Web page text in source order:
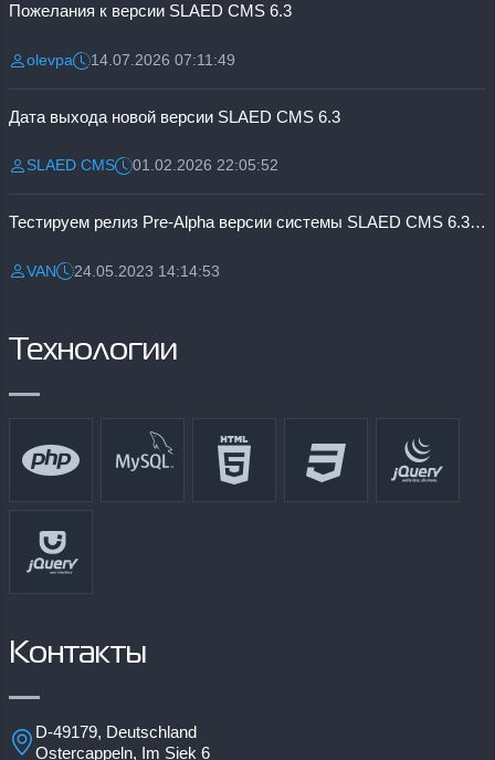
Пожелания к версии SLAED CMS 6.3
Разместил:
olevpaДата:14.07.2026 07:11:49
Дата выхода новой версии SLAED CMS 6.3
Разместил:
SLAED CMSДата:01.02.2026 22:05:52
Тестируем релиз Pre-Alpha версии системы SLAED CMS 6.3 Pro
Разместил:
VANДата:24.05.2023 14:14:53
Технологии
Контакты
D-49179, Deutschland
Ostercappeln, Im Siek 6